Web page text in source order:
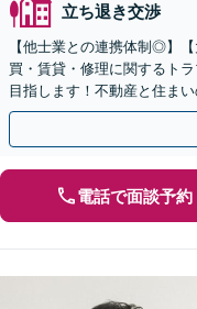
立ち退き交渉
【他士業との連携体制◎】
買・賃貸・修理に関するト
目指します！不動産と住ま
い【当日/休日/時間外の対応
電話で面談予約